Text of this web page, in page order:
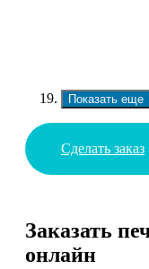
Показать еще
Сделать заказ
Заказать
онлайн